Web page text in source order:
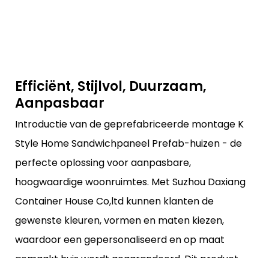
Efficiënt, Stijlvol, Duurzaam,
Aanpasbaar
Introductie van de geprefabriceerde montage K
Style Home Sandwichpaneel Prefab-huizen - de
perfecte oplossing voor aanpasbare,
hoogwaardige woonruimtes. Met Suzhou Daxiang
Container House Co,ltd kunnen klanten de
gewenste kleuren, vormen en maten kiezen,
waardoor een gepersonaliseerd en op maat